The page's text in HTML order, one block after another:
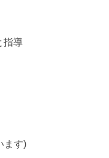
指導
ます)